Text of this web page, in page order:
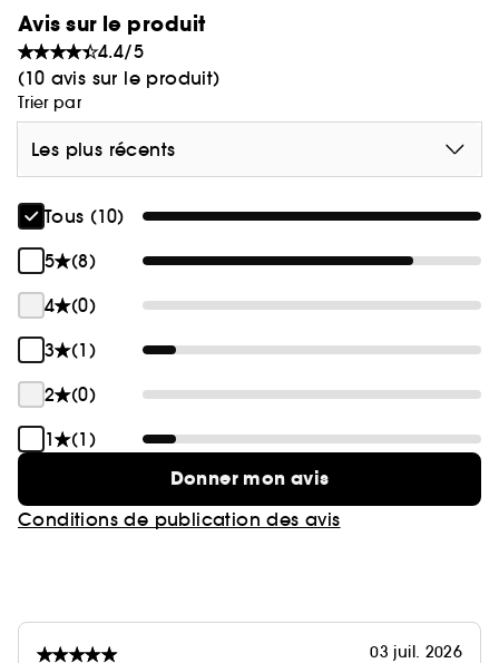
Avis sur le produit
4.4/5
(10 avis sur le produit)
Trier par
Les plus récents
Tous (10)
5
(8)
4
(0)
3
(1)
2
(0)
1
(1)
Donner mon avis
Conditions de publication des avis
03 juil. 2026